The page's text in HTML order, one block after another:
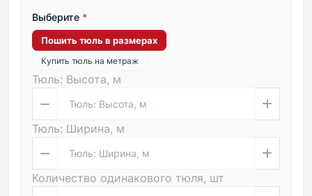
Выберите *
Пошить тюль в размерах
Купить тюль на метраж
Тюль: Высота, м
Тюль: Ширина, м
Количество одинакового тюля, шт